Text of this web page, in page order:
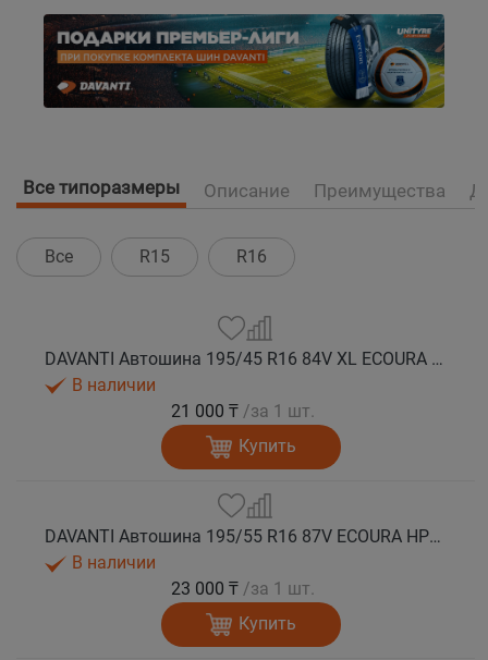
Все типоразмеры Описание Преимущества
Все R15 R16
DAVANTI Автошина 195/45 R16 84V XL ECOURA HP1 лето
В наличии
21 000 ₸ /за 1 шт.
Купить
DAVANTI Автошина 195/55 R16 87V ECOURA HP1 лето
В наличии
23 000 ₸ /за 1 шт.
Купить